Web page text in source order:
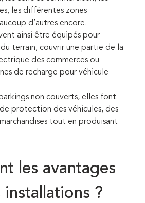
les différentes zones
d’autres encore.
ainsi être équipés pour
terrain, couvrir une partie de la
des commerces ou
de recharge pour véhicule
non couverts, elles font
protection des véhicules, des
tout en produisant
les avantages
installations ?